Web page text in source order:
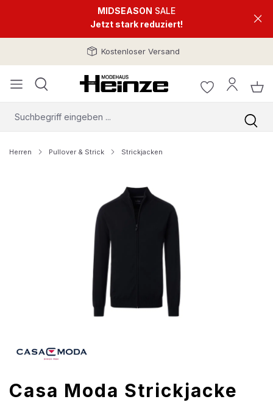
MIDSEASON SALE
Jetzt stark reduziert!
Kostenloser Versand
Herren Pullover & Strick Strickjacken
Bildergalerie überspringen
Casa Moda Strickjacke